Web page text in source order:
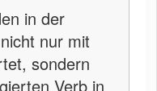
in der
nur mit
sondern
Verb in